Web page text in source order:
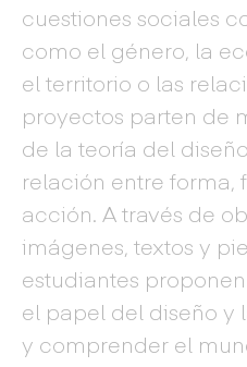
cuestiones sociales
como el género, la
el territorio o las
proyectos parten de
de la teoría del
relación entre forma,
acción. A través de
imágenes, textos y
estudiantes
el papel del diseño y
y comprender el